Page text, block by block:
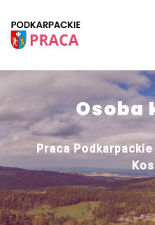
Osoba
Praca Podkarpackie